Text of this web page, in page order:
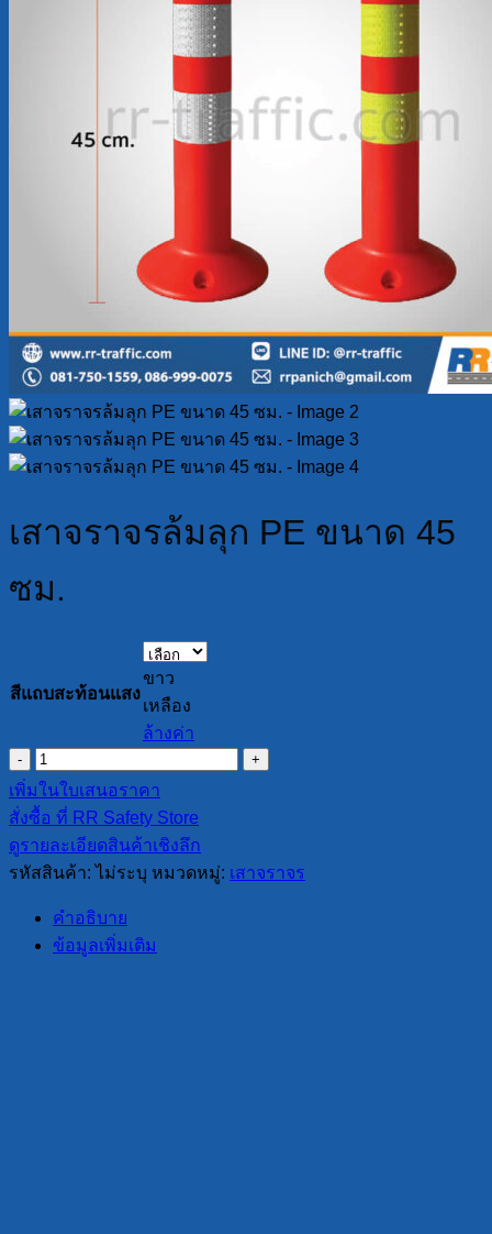
เสาจราจรล้มลุก PE ขนาด 45
ซม.
สีแถบสะท้อนแสง
ขาว
เหลือง
ล้างค่า
จำนวน
เสา
จราจร
ล้มลุก
PE
45
ซม.
เพิ่มในใบเสนอราคา
สั่งซื้อ ที่ RR Safety Store
ดูรายละเอียดสินค้าเชิงลึก
รหัสสินค้า:ไม่ระบุ หมวดหมู่: เสาจราจร
คำอธิบาย
ข้อมูลเพิ่มเติม